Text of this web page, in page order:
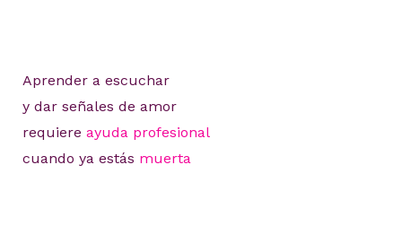
Aprender a escuchar
y dar señales de amor
requiere ayuda profesional
cuando ya estás muerta